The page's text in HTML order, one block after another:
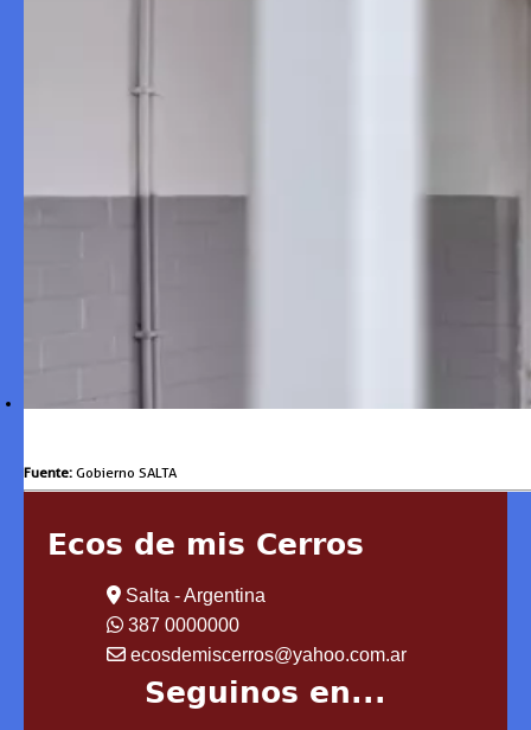
Fuente: Gobierno SALTA
Ecos de mis Cerros
Salta - Argentina
387 0000000
ecosdemiscerros@yahoo.com.ar
Seguinos en...